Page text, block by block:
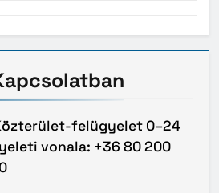
felügyelet 0–24
vonala: +36 80 200